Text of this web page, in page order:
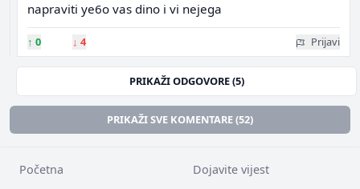
napraviti ye6o vas dino i vi nejega
↑ 0 ↓ 4 Prijavi
PRIKAŽI ODGOVORE (5)
PRIKAŽI SVE KOMENTARE (52)
Početna Dojavite vijest